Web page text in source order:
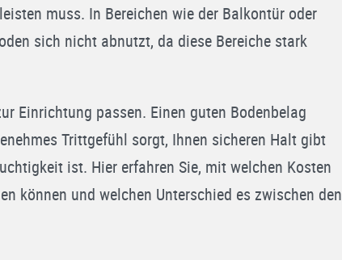
muss. In Bereichen wie der Balkontür oder
sich nicht abnutzt, da diese Bereiche stark
Einrichtung passen. Einen guten Bodenbelag
Trittgefühl sorgt, Ihnen sicheren Halt gibt
ist. Hier erfahren Sie, mit welchen Kosten
können und welchen Unterschied es zwischen den